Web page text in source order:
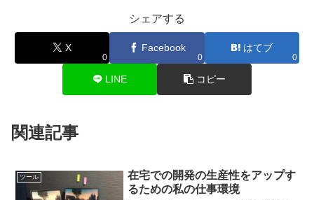
シェアする
X
0
Facebook
0
はてブ
0
LINE コピー
関連記事
ツール
在宅での開発の生産性をアップす
るための私の仕事環境